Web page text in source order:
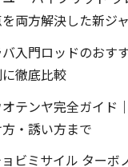
両方解決した新ジ
入門ロッドのおす
徹底比較
テンヤ完全ガイド
・誘い方まで
ビミサイル ターボ